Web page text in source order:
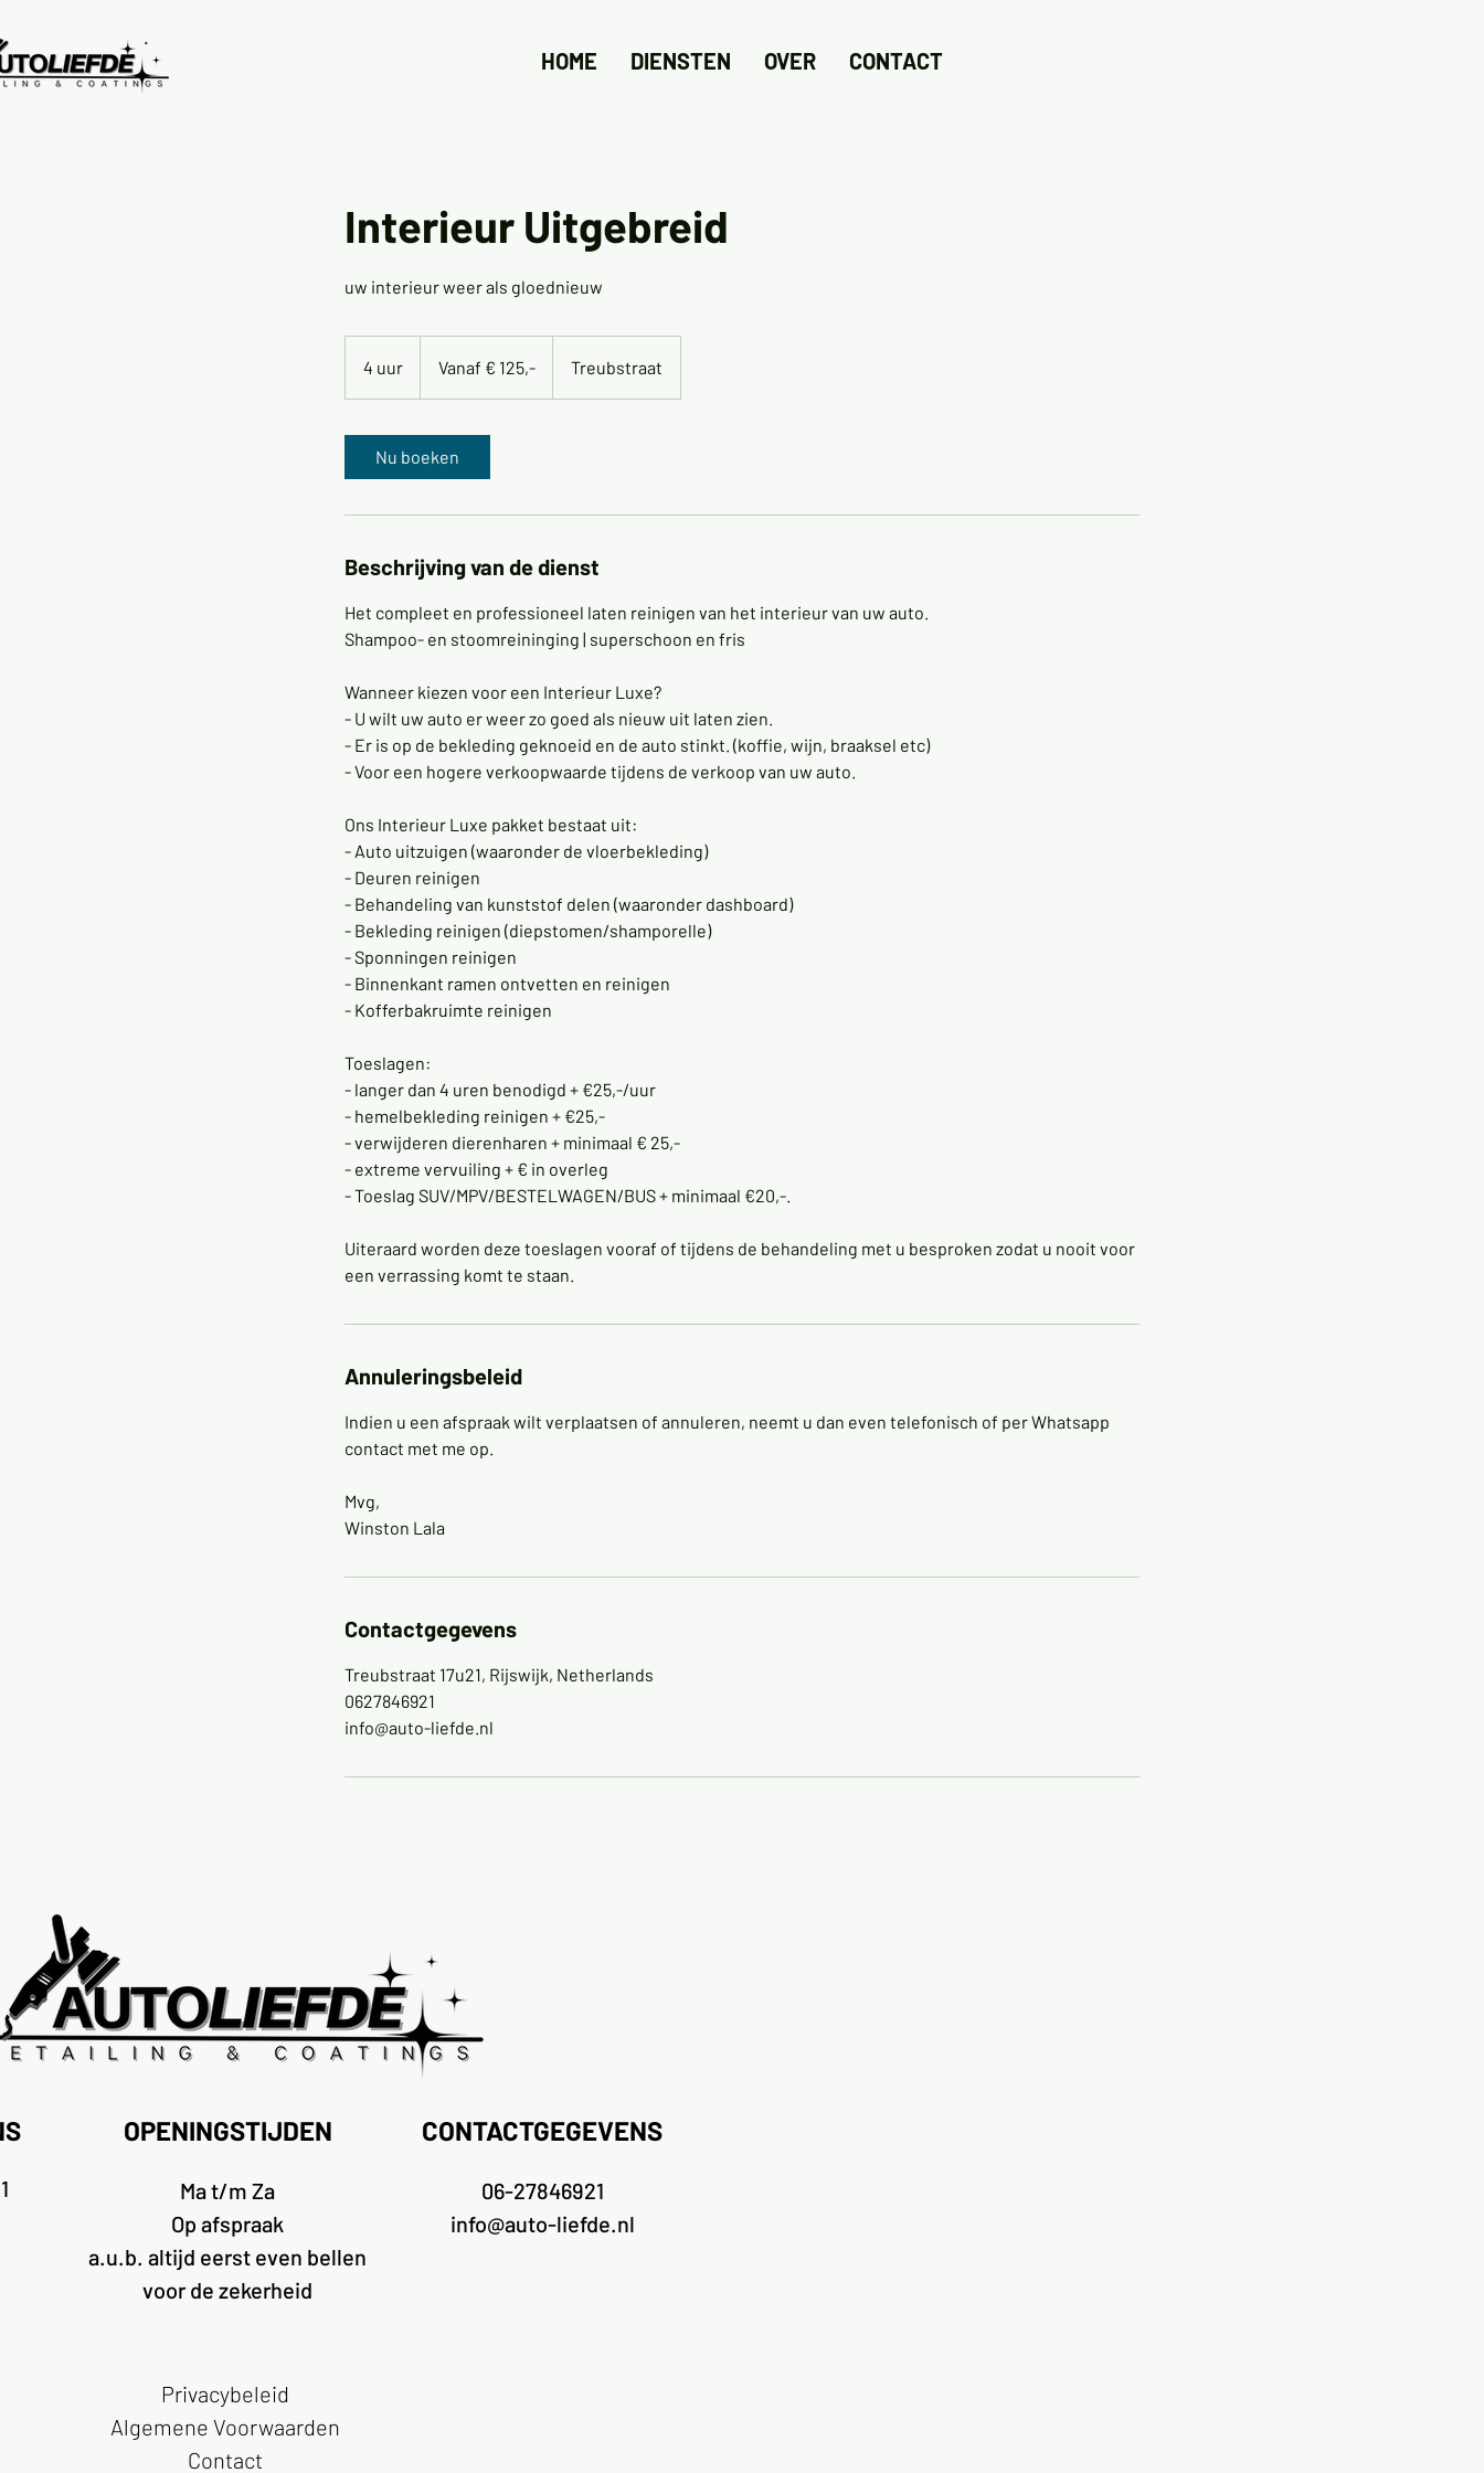
HOME DIENSTEN OVER CONTACT
Interieur Uitgebreid
uw interieur weer als gloednieuw
4 uur
u
r
125,-Vanaf € 125,- Treubstraat
Nu boeken
Beschrijving van de dienst
Het compleet en professioneel laten reinigen van het interieur van uw auto.
Shampoo- en stoomreininging | superschoon en fris
Wanneer kiezen voor een Interieur Luxe?
- U wilt uw auto er weer zo goed als nieuw uit laten zien.
- Er is op de bekleding geknoeid en de auto stinkt. (koffie, wijn, braaksel etc)
- Voor een hogere verkoopwaarde tijdens de verkoop van uw auto.
Ons Interieur Luxe pakket bestaat uit:
- Auto uitzuigen (waaronder de vloerbekleding)
- Deuren reinigen
- Behandeling van kunststof delen (waaronder dashboard)
- Bekleding reinigen (diepstomen/shamporelle)
- Sponningen reinigen
- Binnenkant ramen ontvetten en reinigen
- Kofferbakruimte reinigen
Toeslagen:
- langer dan 4 uren benodigd + €25,-/uur
- hemelbekleding reinigen + €25,-
- verwijderen dierenharen + minimaal € 25,-
- extreme vervuiling + € in overleg
- Toeslag SUV/MPV/BESTELWAGEN/BUS + minimaal €20,-.
Uiteraard worden deze toeslagen vooraf of tijdens de behandeling met u besproken zodat u nooit voor
een verrassing komt te staan.
Annuleringsbeleid
Indien u een afspraak wilt verplaatsen of annuleren, neemt u dan even telefonisch of per Whatsapp
contact met me op.
Mvg,
Winston Lala
Contactgegevens
Treubstraat 17u21, Rijswijk, Netherlands
0627846921
info@auto-liefde.nl
OPENINGSTIJDEN CONTACTGEGEVENS
Ma t/m Za
Op afspraak
a.u.b. altijd eerst even bellen
voor de zekerheid
06-27846921
info@auto-liefde.nl
Privacybeleid
Algemene Voorwaarden
Contact